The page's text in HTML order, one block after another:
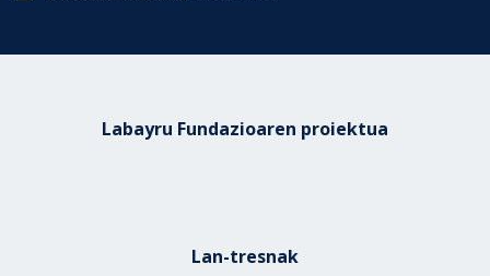
Labayru Fundazioaren proiektua
Lan-tresnak